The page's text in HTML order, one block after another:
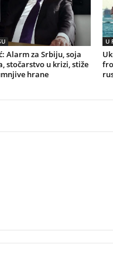
Alarm za Srbiju, soja
stočarstvo u krizi, stiže
hrane
U